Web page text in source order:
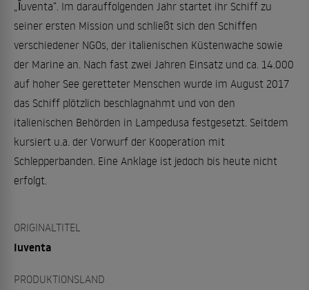
„Ȋuventa“. Im darauffolgenden Jahr startet ihr Schiff zu
seiner ersten Mission und schließt sich den Schiffen
verschiedener NGOs, der italienischen Küstenwache sowie
der Marine an. Nach fast zwei Jahren Einsatz und ca. 14.000
auf hoher See geretteter Menschen wurde im August 2017
das Schiff plötzlich beschlagnahmt und von den
italienischen Behörden in Lampedusa festgesetzt. Seitdem
kursiert u.a. der Vorwurf der Kooperation mit
Schlepperbanden. Eine Anklage ist jedoch bis heute nicht
erfolgt.
ORIGINALTITEL
Iuventa
PRODUKTIONSLAND